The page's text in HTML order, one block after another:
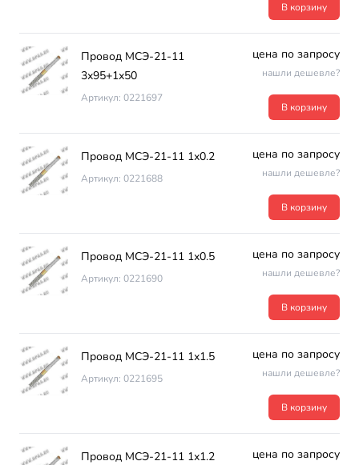
В корзину
Провод МСЭ-21-11
3х95+1х50
Артикул: 0221697
цена по запросу
нашли дешевле?
В корзину
Провод МСЭ-21-11 1х0.2
Артикул: 0221688
цена по запросу
нашли дешевле?
В корзину
Провод МСЭ-21-11 1х0.5
Артикул: 0221690
цена по запросу
нашли дешевле?
В корзину
Провод МСЭ-21-11 1х1.5
Артикул: 0221695
цена по запросу
нашли дешевле?
В корзину
Провод МСЭ-21-11 1х1.2 цена по запросу